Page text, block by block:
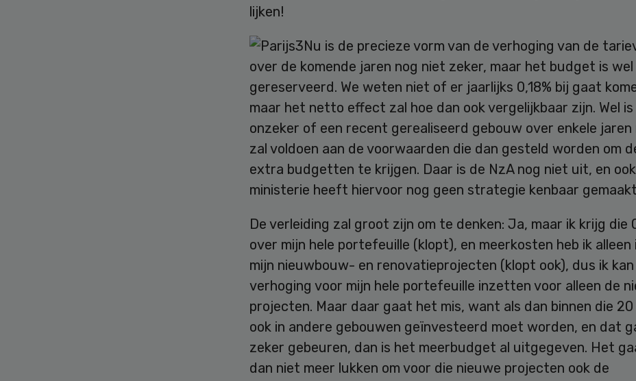
lijken!
Nu is de precieze vorm van de verhoging van de
over de komende jaren nog niet zeker, maar het budget is wel
gereserveerd. We weten niet of er jaarlijks 0,18% bij gaat
maar het netto effect zal hoe dan ook vergelijkbaar zijn. Wel is
onzeker of een recent gerealiseerd gebouw over enkele jaren
zal voldoen aan de voorwaarden die dan gesteld worden om
extra budgetten te krijgen. Daar is de NzA nog niet uit, en
ministerie heeft hiervoor nog geen strategie kenbaar
De verleiding zal groot zijn om te denken: Ja, maar ik krijg die
over mijn hele portefeuille (klopt), en meerkosten heb ik alleen
mijn nieuwbouw- en renovatieprojecten (klopt ook), dus ik
verhoging voor mijn hele portefeuille inzetten voor alleen de
projecten. Maar daar gaat het mis, want als dan binnen die
ook in andere gebouwen geïnvesteerd moet worden, en dat
zeker gebeuren, dan is het meerbudget al uitgegeven. Het
dan niet meer lukken om voor die nieuwe projecten ook de